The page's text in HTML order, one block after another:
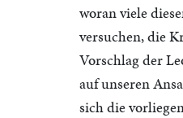
woran viele
versuchen, die
Vorschlag der
auf unseren
sich die